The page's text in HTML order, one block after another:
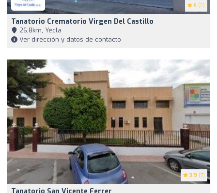
5 (2)
Tanatorio Crematorio Virgen Del Castillo
26,8km, Yecla
Ver dirección y datos de contacto
3.9 (7)